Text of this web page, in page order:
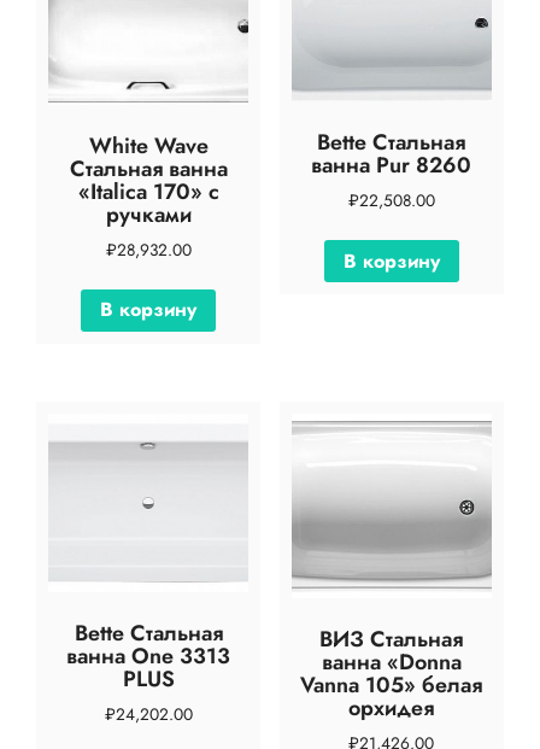
White Wave
Стальная ванна
«Italica 170» с
ручками
₽28,932.00
В корзину
Bette Стальная
ванна Pur 8260
₽22,508.00
В корзину
Bette Стальная
ванна One 3313
PLUS
₽24,202.00
ВИЗ Стальная
ванна «Donna
Vanna 105» белая
орхидея
₽21,426.00